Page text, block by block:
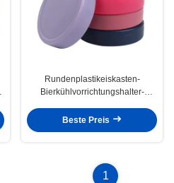
Rundenplastikeiskasten-
Bierkühlvorrichtungshalter-
für Arten
Beste Preis
1